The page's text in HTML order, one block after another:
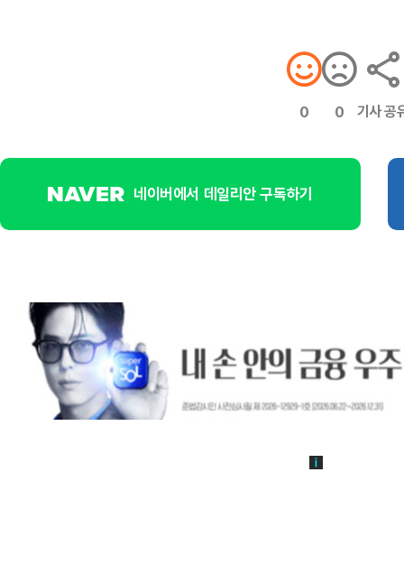
0 0 기사 공
네이버에서 데일리안 구독하기